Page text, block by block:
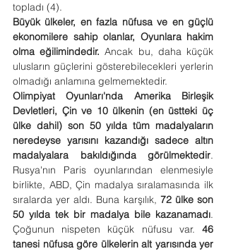
topladı (4).
Büyük ülkeler, en fazla nüfusa ve en güçlü
ekonomilere sahip olanlar, Oyunlara hakim
olma eğilimindedir. Ancak bu, daha küçük
ulusların güçlerini gösterebilecekleri yerlerin
olmadığı anlamına gelmemektedir.
Olimpiyat Oyunları'nda Amerika Birleşik
Devletleri, Çin ve 10 ülkenin (en üstteki üç
ülke dahil) son 50 yılda tüm madalyaların
neredeyse yarısını kazandığı sadece altın
madalyalara bakıldığında görülmektedir.
Rusya'nın Paris oyunlarından elenmesiyle
birlikte, ABD, Çin madalya sıralamasında ilk
sıralarda yer aldı. Buna karşılık, 72 ülke son
50 yılda tek bir madalya bile kazanamadı.
Çoğunun nispeten küçük nüfusu var. 46
tanesi nüfusa göre ülkelerin alt yarısında yer